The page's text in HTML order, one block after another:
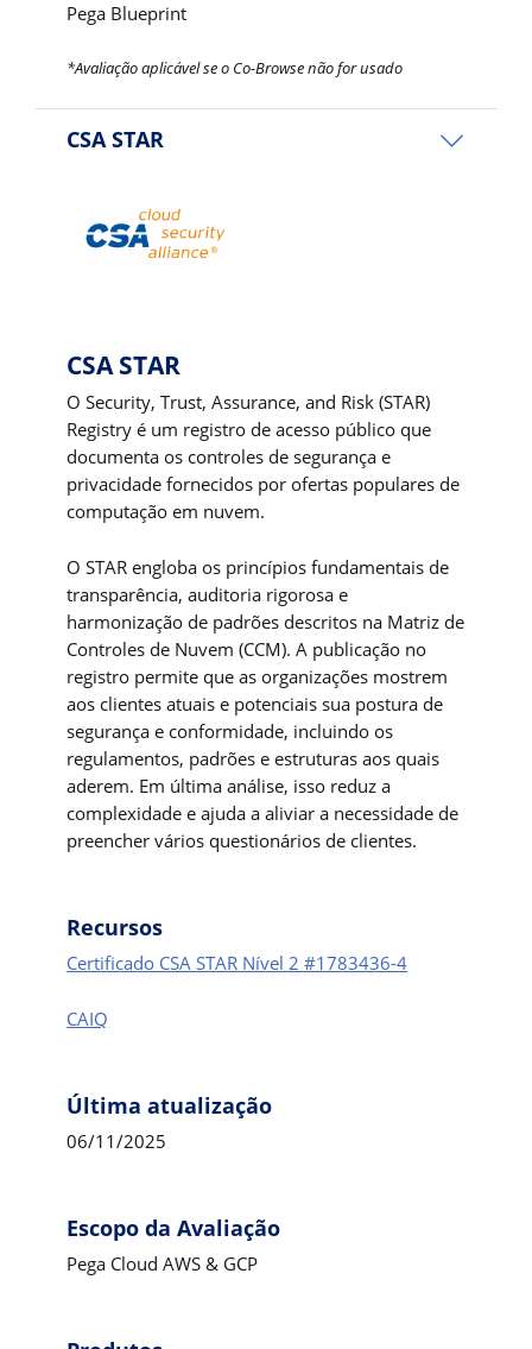
Pega Blueprint
*Avaliação aplicável se o Co-Browse não for usado
CSA STAR
CSA STAR
O Security, Trust, Assurance, and Risk (STAR)
Registry é um registro de acesso público que
documenta os controles de segurança e
privacidade fornecidos por ofertas populares de
computação em nuvem.
O STAR engloba os princípios fundamentais de
transparência, auditoria rigorosa e
harmonização de padrões descritos na Matriz de
Controles de Nuvem (CCM). A publicação no
registro permite que as organizações mostrem
aos clientes atuais e potenciais sua postura de
segurança e conformidade, incluindo os
regulamentos, padrões e estruturas aos quais
aderem. Em última análise, isso reduz a
complexidade e ajuda a aliviar a necessidade de
preencher vários questionários de clientes.
Recursos
Certificado CSA STAR Nível 2 #1783436-4
CAIQ
Última atualização
06/11/2025
Escopo da Avaliação
Pega Cloud AWS & GCP